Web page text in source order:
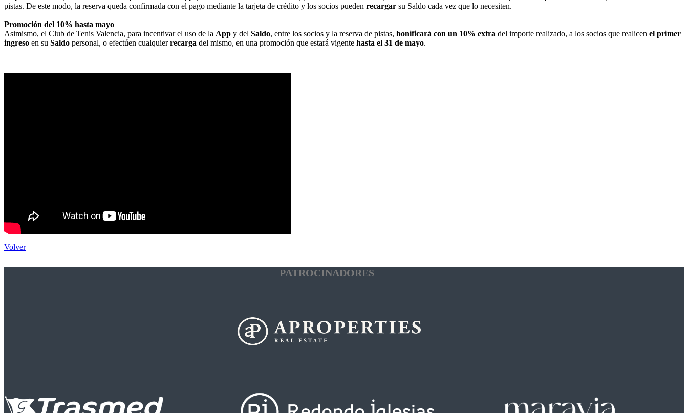
pistas. De este modo, la reserva queda confirmada con el pago mediante la tarjeta de crédito y los socios pueden recargar su Saldo cada vez que lo necesiten.
Promoción del 10% hasta mayo
Asimismo, el Club de Tenis Valencia, para incentivar el uso de la App y del Saldo, entre los socios y la reserva de pistas, bonificará con un 10% extra del importe realizado, a los socios que realicen el primer
ingreso en su Saldo personal, o efectúen cualquierrecarga del mismo, en una promoción que estará vigente hasta el 31 de mayo.
Volver
PATROCINADORES